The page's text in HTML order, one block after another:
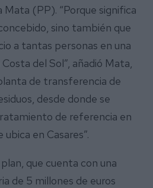
Mata (PP). “Porque significa
sino también que
a tantas personas en una
del Sol”, añadió Mata,
de transferencia de
desde donde se
de referencia en
en Casares”.
que cuenta con una
de 5 millones de euros